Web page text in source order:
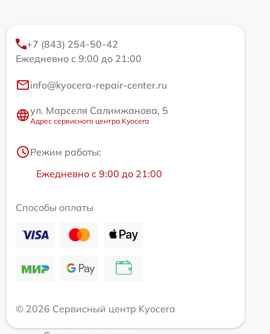
+7 (843) 254-50-42
Ежедневно с 9:00 до 21:00
info@kyocera-repair-center.ru
ул. Марселя Салимжанова, 5
Адрес сервисного центра Kyocera
Режим работы:
Ежедневно с 9:00 до 21:00
Способы оплаты
© 2026 Сервисный центр Kyocera